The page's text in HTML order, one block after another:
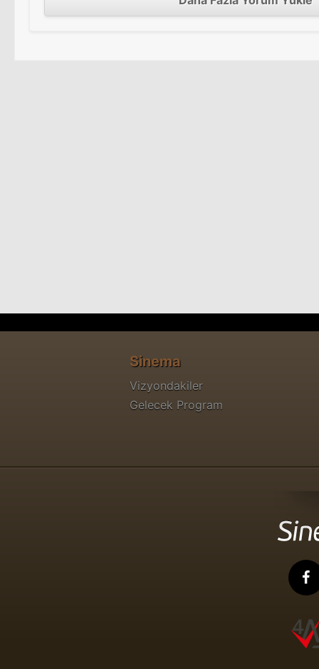
Sinema
Vizyondakiler
Gelecek Program